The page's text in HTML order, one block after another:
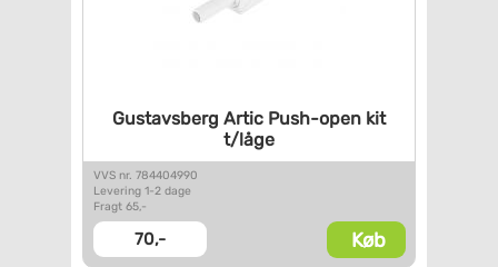
Gustavsberg Artic Push-open kit
t/låge
VVS nr. 784404990
Levering 1-2 dage
Fragt 65,-
70,- Køb